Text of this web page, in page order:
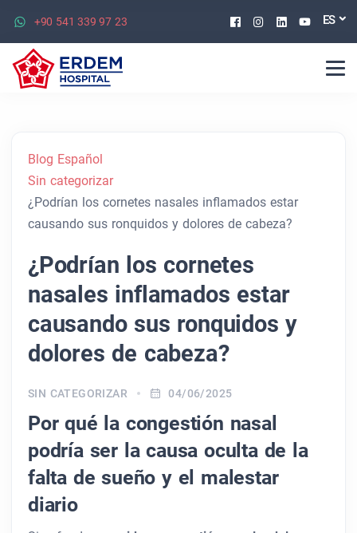
+90 541 339 97 23 Facebook
Instagram
Linkedin
ES
Blog Español
Sin categorizar
¿Podrían los cornetes nasales inflamados estar
causando sus ronquidos y dolores de cabeza?
¿Podrían los cornetes
nasales inflamados estar
causando sus ronquidos y
dolores de cabeza?
SIN CATEGORIZAR 04/06/2025
Por qué la congestión nasal
podría ser la causa oculta de la
falta de sueño y el malestar
diario